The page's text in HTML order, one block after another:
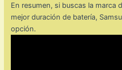
En resumen, si buscas la marca
mejor duración de batería,
opción.